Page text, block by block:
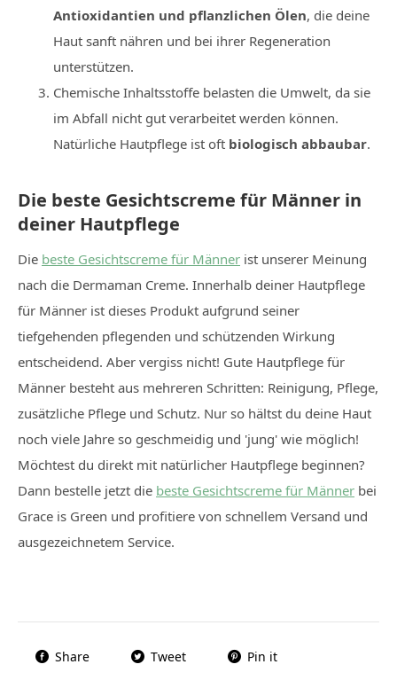
Antioxidantien und pflanzlichen Ölen, die deine
Haut sanft nähren und bei ihrer Regeneration
unterstützen.
Chemische Inhaltsstoffe belasten die Umwelt, da sie
im Abfall nicht gut verarbeitet werden können.
Natürliche Hautpflege ist oft biologisch abbaubar.
Die beste Gesichtscreme für Männer in
deiner Hautpflege
Die beste Gesichtscreme für Männer ist unserer Meinung
nach die Dermaman Creme. Innerhalb deiner Hautpflege
für Männer ist dieses Produkt aufgrund seiner
tiefgehenden pflegenden und schützenden Wirkung
entscheidend. Aber vergiss nicht! Gute Hautpflege für
Männer besteht aus mehreren Schritten: Reinigung, Pflege,
zusätzliche Pflege und Schutz. Nur so hältst du deine Haut
noch viele Jahre so geschmeidig und 'jung' wie möglich!
Möchtest du direkt mit natürlicher Hautpflege beginnen?
Dann bestelle jetzt die beste Gesichtscreme für Männer bei
Grace is Green und profitiere von schnellem Versand und
ausgezeichnetem Service.
Share Tweet Pin it